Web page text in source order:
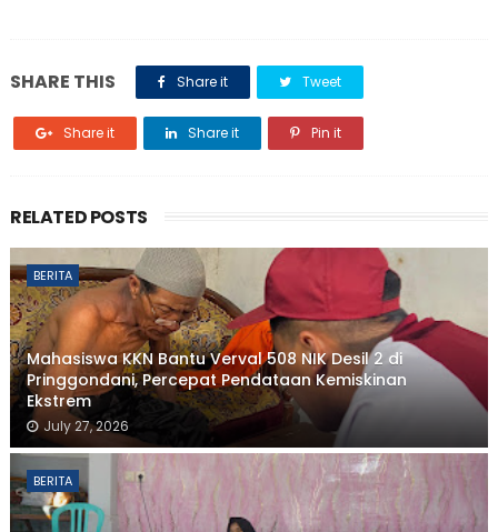
SHARE THIS Share it Tweet
Share it Share it Pin it
RELATED POSTS
BERITA
Mahasiswa KKN Bantu Verval 508 NIK Desil 2 di
Pringgondani, Percepat Pendataan Kemiskinan
Ekstrem
July 27, 2026
BERITA